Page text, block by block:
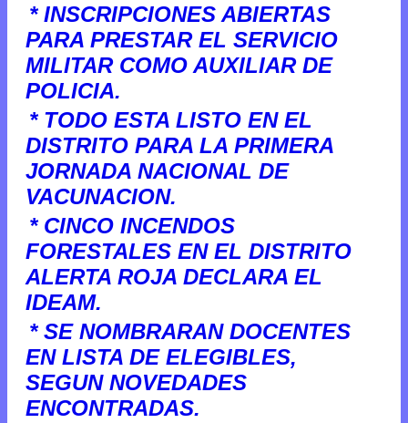
* INSCRIPCIONES ABIERTAS
PARA PRESTAR EL SERVICIO
MILITAR COMO AUXILIAR DE
POLICIA.
* TODO ESTA LISTO EN EL
DISTRITO PARA LA PRIMERA
JORNADA NACIONAL DE
VACUNACION.
* CINCO INCENDOS
FORESTALES EN EL DISTRITO
ALERTA ROJA DECLARA EL
IDEAM.
* SE NOMBRARAN DOCENTES
EN LISTA DE ELEGIBLES,
SEGUN NOVEDADES
ENCONTRADAS.